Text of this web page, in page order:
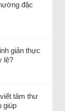
đặc
giản thực
lệ?
tâm thư
giúp